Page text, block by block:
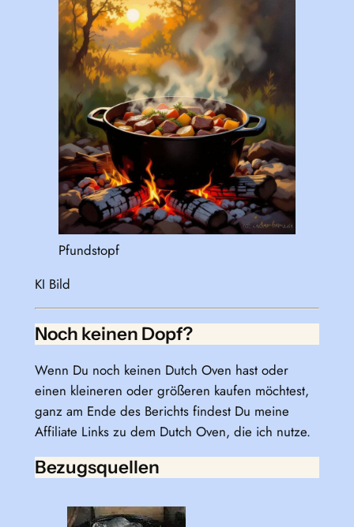
Pfundstopf
KI Bild
Noch keinen Dopf?
Wenn Du noch keinen Dutch Oven hast oder
einen kleineren oder größeren kaufen möchtest,
ganz am Ende des Berichts findest Du meine
Affiliate Links zu dem Dutch Oven, die ich nutze.
Bezugsquellen